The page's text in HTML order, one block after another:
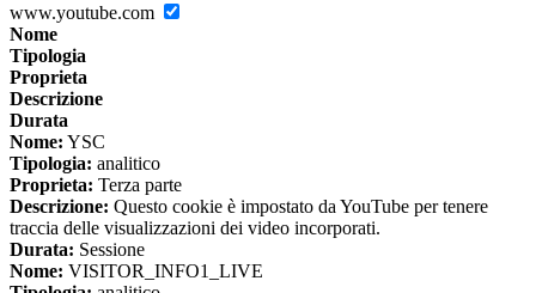
www.youtube.com
Nome
Tipologia
Proprieta
Descrizione
Durata
Nome: YSC
Tipologia: analitico
Proprieta: Terza parte
Descrizione: Questo cookie è impostato da YouTube per tenere
traccia delle visualizzazioni dei video incorporati.
Durata: Sessione
Nome: VISITOR_INFO1_LIVE